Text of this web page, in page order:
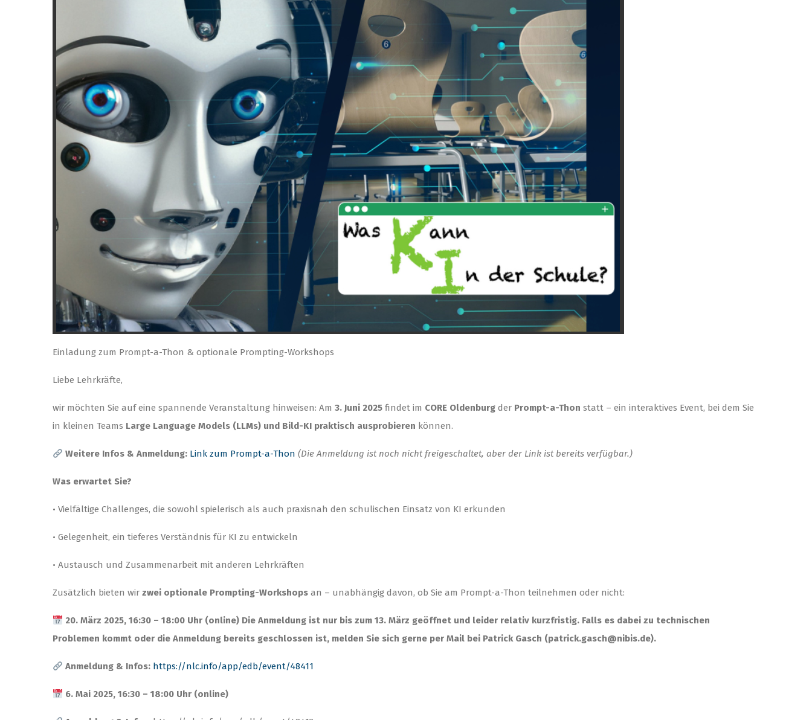
Einladung zum Prompt-a-Thon & optionale Prompting-Workshops
Liebe Lehrkräfte,
wir möchten Sie auf eine spannende Veranstaltung hinweisen: Am3. Juni 2025 findet im CORE Oldenburg der Prompt-a-Thon statt – ein interaktives Event, bei dem Sie
in kleinen Teams Large Language Models (LLMs) und Bild-KI praktisch ausprobieren können.
Weitere Infos & Anmeldung: Link zum Prompt-a-Thon (Die Anmeldung ist noch nicht freigeschaltet, aber der Link ist bereits verfügbar.)
Was erwartet Sie?
• Vielfältige Challenges, die sowohl spielerisch als auch praxisnah den schulischen Einsatz von KI erkunden
• Gelegenheit, ein tieferes Verständnis für KI zu entwickeln
• Austausch und Zusammenarbeit mit anderen Lehrkräften
Zusätzlich bieten wirzwei optionale Prompting-Workshops an – unabhängig davon, ob Sie am Prompt-a-Thon teilnehmen oder nicht:
20. März 2025, 16:30 – 18:00 Uhr (online) Die Anmeldung ist nur bis zum 13. März geöffnet und leider relativ kurzfristig. Falls es dabei zu technischen
Problemen kommt oder die Anmeldung bereits geschlossen ist, melden Sie sich gerne per Mail bei Patrick Gasch (patrick.gasch@nibis.de).
Anmeldung & Infos: https://nlc.info/app/edb/event/48411
6. Mai 2025, 16:30 – 18:00 Uhr (online)